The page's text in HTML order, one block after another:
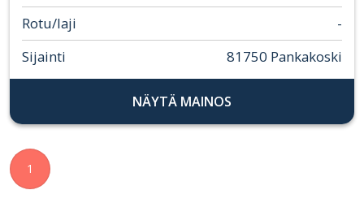
Rotu/laji
-
Sijainti
81750 Pankakoski
NÄYTÄ MAINOS
1